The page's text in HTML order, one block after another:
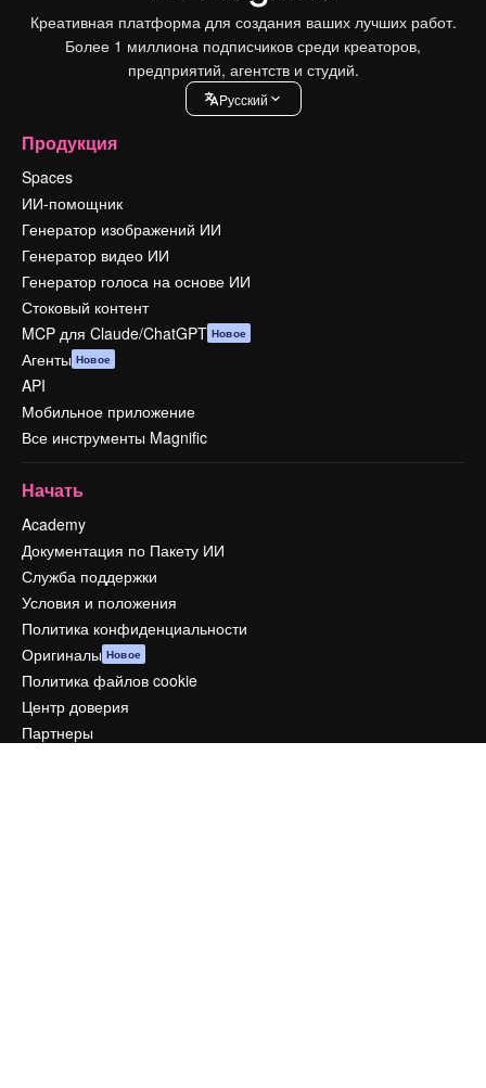
Креативная платформа для создания ваших лучших работ.
Более 1 миллиона подписчиков среди креаторов,
предприятий, агентств и студий.
Pусский
Продукция
Spaces
ИИ-помощник
Генератор изображений ИИ
Генератор видео ИИ
Генератор голоса на основе ИИ
Стоковый контент
MCP для Claude/ChatGPT Новое
Агенты Новое
API
Мобильное приложение
Все инструменты Magnific
Начать
Academy
Документация по Пакету ИИ
Служба поддержки
Условия и положения
Политика конфиденциальности
Оригиналы Новое
Политика файлов cookie
Центр доверия
Партнеры